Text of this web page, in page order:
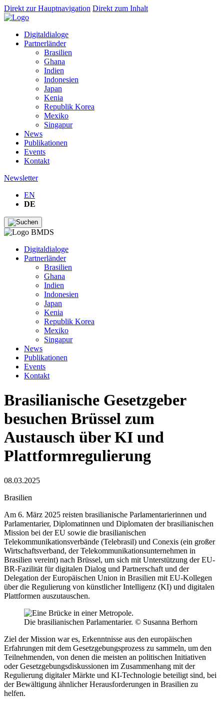
Direkt zur Hauptnavigation Direkt zum Inhalt
Digitaldialoge
Partnerländer
Brasilien
Ghana
Indien
Indonesien
Japan
Kenia
Republik Korea
Mexiko
Singapur
News
Publikationen
Events
Kontakt
Newsletter
EN
DE
Digitaldialoge
Partnerländer
Brasilien
Ghana
Indien
Indonesien
Japan
Kenia
Republik Korea
Mexiko
Singapur
News
Publikationen
Events
Kontakt
Brasilianische Gesetzgeber
besuchen Brüssel zum
Austausch über KI und
Plattformregulierung
08.03.2025
Brasilien
Am 6. März 2025 reisten brasilianische Parlamentarierinnen und
Parlamentarier, Diplomatinnen und Diplomaten der brasilianischen
Mission bei der EU sowie die brasilianischen
Telekommunikationsverbände (Telebrasil) und Conexis (ein großer
Wirtschaftsverband, der Telekommunikationsunternehmen in
Brasilien vereint) nach Brüssel, um sich mit Unterstützung der EU-
BR-Fazilität für digitalen Dialog und Partnerschaft und der
Delegation der Europäischen Union in Brasilien mit EU-Kollegen
über die Regulierung von künstlicher Intelligenz (KI) und digitalen
Plattformen auszutauschen.
Die brasilianischen Parlamentarier. © Susanna Berhorn
Ziel der Mission war es, Erkenntnisse aus den europäischen
Erfahrungen mit dem Gesetzgebungsprozess zu sammeln, um den
Teilnehmenden, von denen die meisten an politischen Initiativen
oder Gesetzgebungsdiskussionen im Zusammenhang mit der
Regulierung digitaler Märkte und KI-Technologie beteiligt sind, bei
der Bewältigung ähnlicher Herausforderungen in Brasilien zu
helfen.